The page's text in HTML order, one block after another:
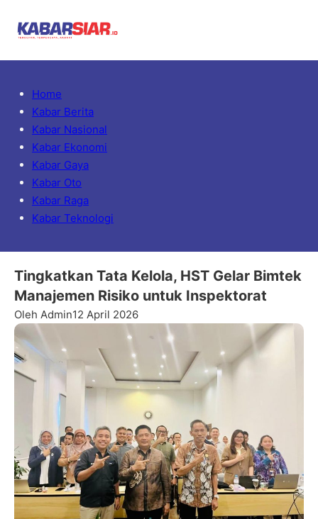
Home
Kabar Berita
Kabar Nasional
Kabar Ekonomi
Kabar Gaya
Kabar Oto
Kabar Raga
Kabar Teknologi
Tingkatkan Tata Kelola, HST Gelar Bimtek
Manajemen Risiko untuk Inspektorat
Oleh Admin12 April 2026